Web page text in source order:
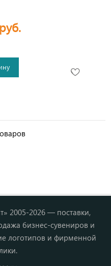
2005-2026 — поставки,
бизнес-сувениров и
логотипов и фирменной